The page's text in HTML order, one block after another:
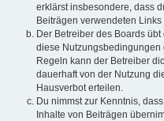
erklärst insbesondere, dass
Beiträgen verwendeten
Der Betreiber des Boards
diese Nutzungsbedingungen
Regeln kann der Betreiber
dauerhaft von der Nutzung
Hausverbot erteilen.
Du nimmst zur Kenntnis,
Inhalte von Beiträgen